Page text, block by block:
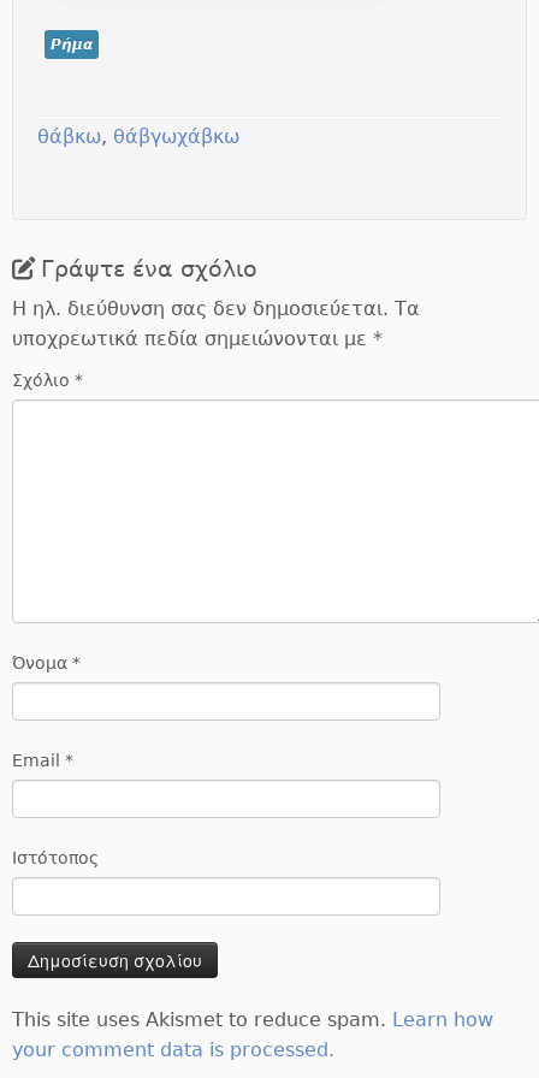
Ρήμα
θάβκω, θάβγωχάβκω
Γράψτε ένα σχόλιο
Η ηλ. διεύθυνση σας δεν δημοσιεύεται. Τα
υποχρεωτικά πεδία σημειώνονται με *
Σχόλιο *
Όνομα *
Email *
Ιστότοπος
This site uses Akismet to reduce spam. Learn how
your comment data is processed.